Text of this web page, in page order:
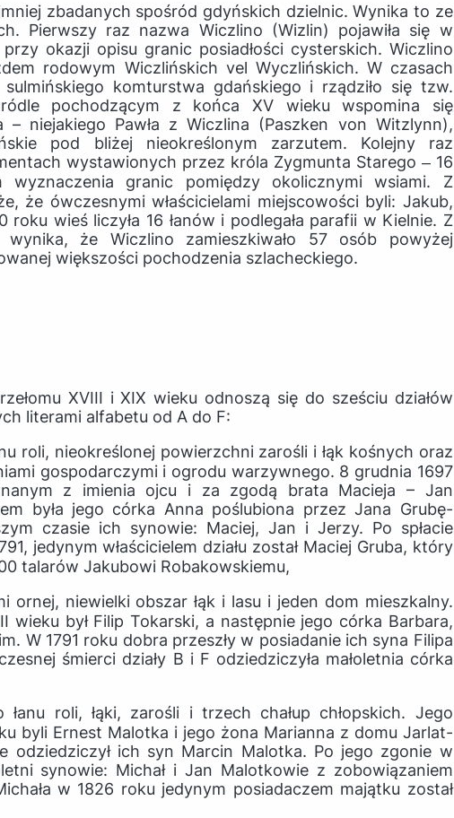
zbadanych spośród gdyńskich dzielnic. Wynika to ze
Pierwszy raz nazwa Wiczlino (Wizlin) pojawiła się w
okazji opisu granic posiadłości cysterskich. Wiczlino
rodowym Wiczlińskich vel Wyczlińskich. W czasach
komturstwa gdańskiego i rządziło się tzw.
pochodzącym z końca XV wieku wspomina się
– niejakiego Pawła z Wiczlina (Paszken von Witzlynn),
pod bliżej nieokreślonym zarzutem. Kolejny raz
wystawionych przez króla Zygmunta Starego ‒ 16
granic pomiędzy okolicznymi wsiami. Z
że ówczesnymi właścicielami miejscowości byli: Jakub,
wieś liczyła 16 łanów i podlegała parafii w Kielnie. Z
że Wiczlino zamieszkiwało 57 osób powyżej
większości pochodzenia szlacheckiego.
XVIII i XIX wieku odnoszą się do sześciu działów
literami alfabetu od A do F:
roli, nieokreślonej powierzchni zarośli i łąk kośnych oraz
gospodarczymi i ogrodu warzywnego. 8 grudnia 1697
z imienia ojcu i za zgodą brata Macieja – Jan
była jego córka Anna poślubiona przez Jana Grubę-
czasie ich synowie: Maciej, Jan i Jerzy. Po spłacie
jedynym właścicielem działu został Maciej Gruba, który
talarów Jakubowi Robakowskiemu,
ornej, niewielki obszar łąk i lasu i jeden dom mieszkalny.
wieku był Filip Tokarski, a następnie jego córka Barbara,
W 1791 roku dobra przeszły w posiadanie ich syna Filipa
śmierci działy B i F odziedziczyła małoletnia córka
łanu roli, łąki, zarośli i trzech chałup chłopskich. Jego
byli Ernest Malotka i jego żona Marianna z domu Jarlat-
odziedziczył ich syn Marcin Malotka. Po jego zgonie w
synowie: Michał i Jan Malotkowie z zobowiązaniem
w 1826 roku jedynym posiadaczem majątku został